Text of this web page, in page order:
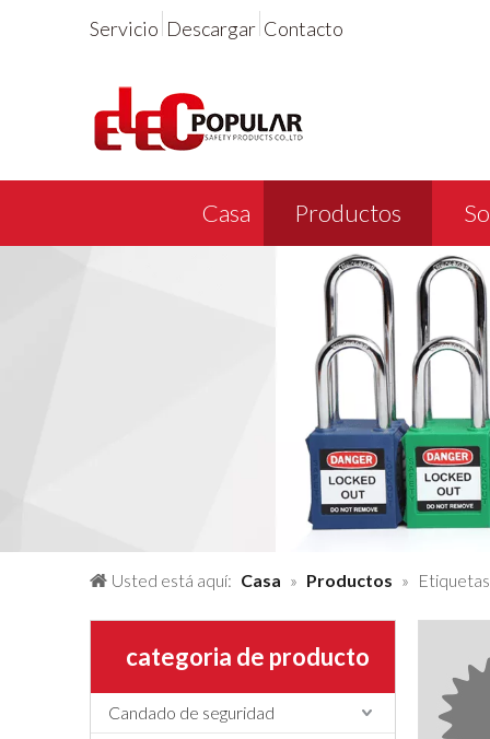
Servicio Descargar Contacto
Casa Productos
Usted está aquí: Casa » Productos »
categoria de producto
Candado de seguridad